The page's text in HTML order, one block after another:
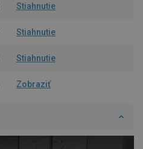
Stiahnutie
Stiahnutie
Stiahnutie
Zobraziť